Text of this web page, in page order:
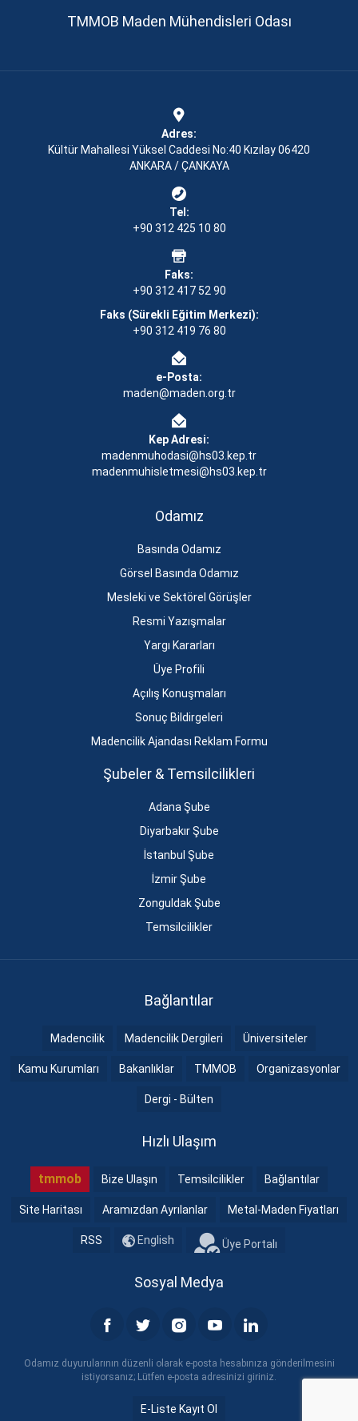
TMMOB Maden Mühendisleri Odası
Adres:
Kültür Mahallesi Yüksel Caddesi No:40 Kızılay 06420
ANKARA / ÇANKAYA
Tel:
+90 312 425 10 80
Faks:
+90 312 417 52 90
Faks (Sürekli Eğitim Merkezi):
+90 312 419 76 80
e-Posta:
maden@maden.org.tr
Kep Adresi:
madenmuhodasi@hs03.kep.tr
madenmuhisletmesi@hs03.kep.tr
Odamız
Basında Odamız
Görsel Basında Odamız
Mesleki ve Sektörel Görüşler
Resmi Yazışmalar
Yargı Kararları
Üye Profili
Açılış Konuşmaları
Sonuç Bildirgeleri
Madencilik Ajandası Reklam Formu
Şubeler & Temsilcilikleri
Adana Şube
Diyarbakır Şube
İstanbul Şube
İzmir Şube
Zonguldak Şube
Temsilcilikler
Bağlantılar
Madencilik Madencilik Dergileri Üniversiteler
Kamu Kurumları Bakanlıklar TMMOB Organizasyonlar
Dergi - Bülten
Hızlı Ulaşım
tmmob Bize Ulaşın Temsilcilikler Bağlantılar
Site Haritası Aramızdan Ayrılanlar Metal-Maden Fiyatları
RSS English Üye Portalı
Sosyal Medya
Odamız duyurularının düzenli olarak e-posta hesabınıza gönderilmesini
istiyorsanız; Lütfen e-posta adresinizi giriniz.
E-Liste Kayıt Ol